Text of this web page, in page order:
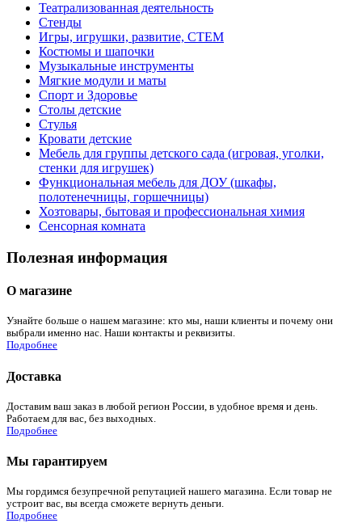
Театрализованная деятельность
Стенды
Игры, игрушки, развитие, СТЕМ
Костюмы и шапочки
Музыкальные инструменты
Мягкие модули и маты
Спорт и Здоровье
Столы детские
Стулья
Кровати детские
Мебель для группы детского сада (игровая, уголки,
стенки для игрушек)
Функциональная мебель для ДОУ (шкафы,
полотенечницы, горшечницы)
Хозтовары, бытовая и профессиональная химия
Сенсорная комната
Полезная информация
О магазине
Узнайте больше о нашем магазине: кто мы, наши клиенты и почему они
выбрали именно нас. Наши контакты и реквизиты.
Подробнее
Доставка
Доставим ваш заказ в любой регион России, в удобное время и день.
Работаем для вас, без выходных.
Подробнее
Мы гарантируем
Мы гордимся безупречной репутацией нашего магазина. Если товар не
устроит вас, вы всегда сможете вернуть деньги.
Подробнее